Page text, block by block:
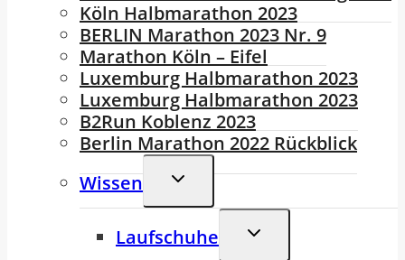
Köln Halbmarathon 2023
BERLIN Marathon 2023 Nr. 9
Marathon Köln – Eifel
Luxemburg Halbmarathon 2023
Luxemburg Halbmarathon 2023
B2Run Koblenz 2023
Berlin Marathon 2022 Rückblick
Wissen
Untermenü
Laufschuhe
Untermenü